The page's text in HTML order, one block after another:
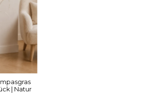
| Natur